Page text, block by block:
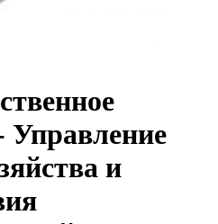
Управление
и